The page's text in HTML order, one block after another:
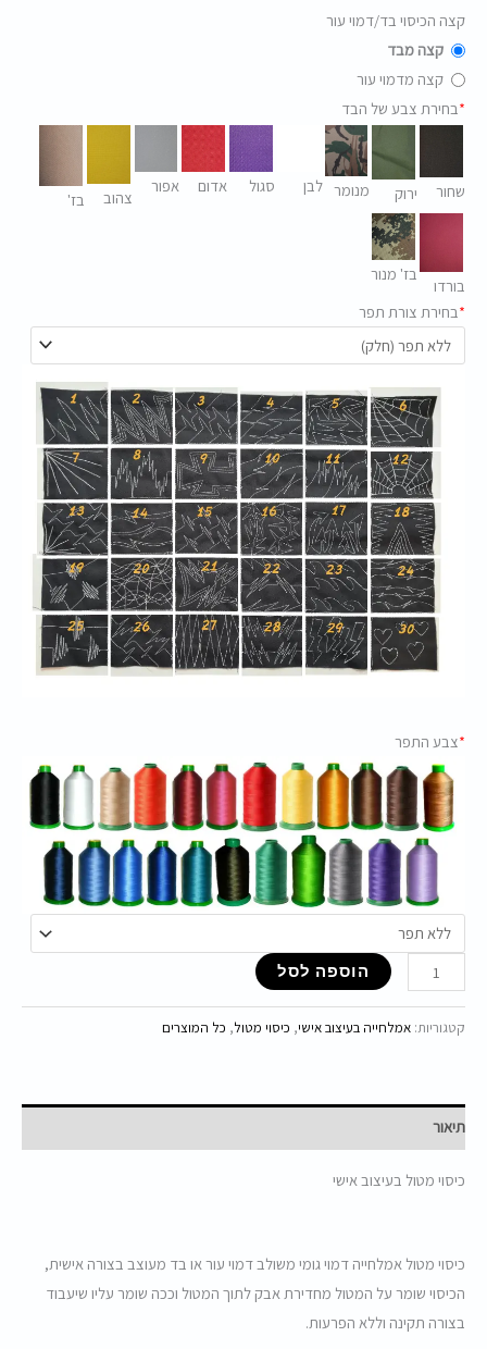
קצה הכיסוי בד/דמוי עור
קצה מבד
קצה מדמוי עור
*בחירת צבע של הבד
שחור ירוק מנומר לבן סגול אדום אפור
צהוב בז'
בורדו
בז' מנור
*בחירת צורת תפר
*צבע התפר
הוספה לסל
קטגוריות: אמלחייה בעיצוב אישי, כיסוי מטול, כל המוצרים
תיאור
כיסוי מטול בעיצוב אישי
כיסוי מטול אמלחייה דמוי גומי משולב דמוי עור או בד מעוצב בצורה אישית,
הכיסוי שומר על המטול מחדירת אבק לתוך המטול וככה שומר עליו שיעבוד
בצורה תקינה וללא הפרעות.